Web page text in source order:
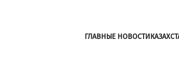
ГЛАВНЫЕ НОВОСТИ